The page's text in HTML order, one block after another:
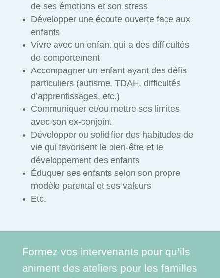
de ses émotions et son stress
Développer une écoute ouverte face aux
enfants
Vivre avec un enfant qui a des difficultés
de comportement
Accompagner un enfant ayant des défis
particuliers (autisme, TDAH, difficultés
d’apprentissages, etc.)
Communiquer et/ou mettre ses limites
avec son ex-conjoint
Développer ou solidifier des habitudes de
vie qui favorisent le bien-être et le
développement des enfants
Éduquer ses enfants selon son propre
modèle parental et ses valeurs
Etc.
Formez vos intervenants pour qu’ils
animent des ateliers pour les familles